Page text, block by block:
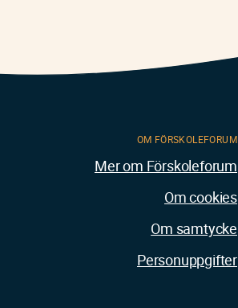
OM FÖRSKOLEFORUM
Mer om Förskoleforum
Om cookies
Om samtycke
Personuppgifter